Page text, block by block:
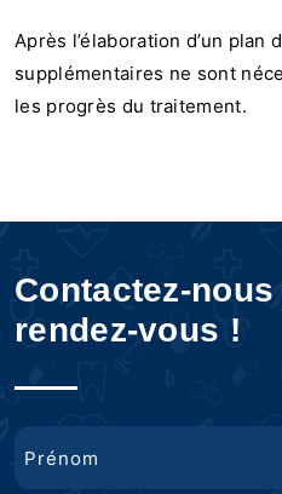
Après l’élaboration d’un
supplémentaires ne sont
les progrès du traitement.
Contactez-
rendez-vous !